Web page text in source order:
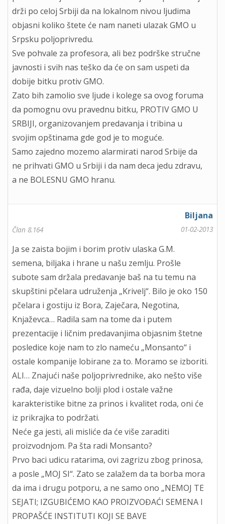
drži po celoj Srbiji da na lokalnom nivou ljudima
objasni koliko štete će nam naneti ulazak GMO u
Srpsku poljoprivredu.
Sve pohvale za profesora, ali bez podrške stručne
javnosti i svih nas teško da će on sam uspeti da
dobije bitku protiv GMO.
Zato bih zamolio sve ljude i kolege sa ovog foruma
da pomognu ovu pravednu bitku, PROTIV GMO U
SRBIJI, organizovanjem predavanja i tribina u
svojim opštinama gde god je to moguće.
Samo zajedno mozemo alarmirati narod Srbije da
ne prihvati GMO u Srbiji i da nam deca jedu zdravu,
a ne BOLESNU GMO hranu.
Biljana
Član 8.164 01-02-2013
Ja se zaista bojim i borim protiv ulaska G.M.
semena, biljaka i hrane u našu zemlju. Prošle
subote sam držala predavanje baš na tu temu na
skupštini pčelara udruženja „Krivelj“. Bilo je oko 150
pčelara i gostiju iz Bora, Zaječara, Negotina,
Knjaževca… Radila sam na tome da i putem
prezentacije i ličnim predavanjima objasnim štetne
posledice koje nam to zlo nameću „Monsanto“ i
ostale kompanije lobirane za to. Moramo se izboriti.
ALI… Znajući naše poljoprivrednike, ako nešto više
rađa, daje vizuelno bolji plod i ostale važne
karakteristike bitne za prinos i kvalitet roda, oni će
iz prikrajka to podržati.
Neće ga jesti, ali misliće da će više zaraditi
proizvodnjom. Pa šta radi Monsanto?
Prvo baci udicu ratarima, ovi zagrizu zbog prinosa,
a posle „MOJ SI“. Zato se zalažem da ta borba mora
da ima i drugu potporu, a ne samo ono „NEMOJ TE
SEJATI; IZGUBIĆEMO KAO PROIZVOĐAĆI SEMENA I
PROPAŠĆE INSTITUTI KOJI SE BAVE